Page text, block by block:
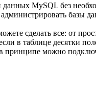
MySQL без
базы
сделать все: от
в таблице десятки
можно